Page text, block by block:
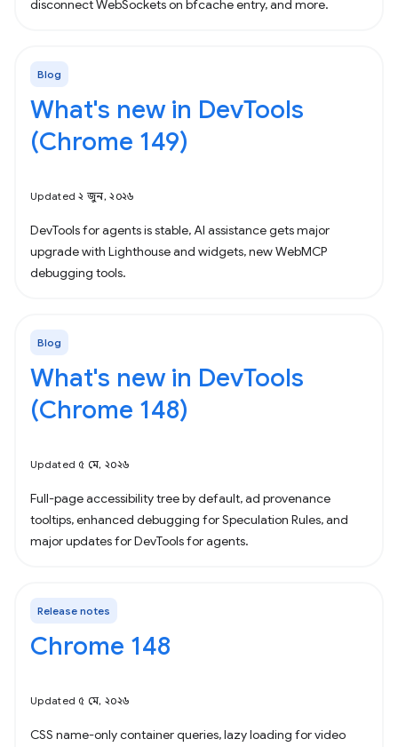
disconnect WebSockets on bfcache entry, and more.
Blog
What's new in DevTools
(Chrome 149)
Updated ২ জুন, ২০২৬
DevTools for agents is stable, AI assistance gets major
upgrade with Lighthouse and widgets, new WebMCP
debugging tools.
Blog
What's new in DevTools
(Chrome 148)
Updated ৫ মে, ২০২৬
Full-page accessibility tree by default, ad provenance
tooltips, enhanced debugging for Speculation Rules, and
major updates for DevTools for agents.
Release notes
Chrome 148
Updated ৫ মে, ২০২৬
CSS name-only container queries, lazy loading for video